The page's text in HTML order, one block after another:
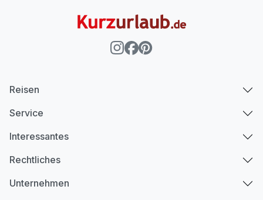
Reisen
Service
Interessantes
Rechtliches
Unternehmen